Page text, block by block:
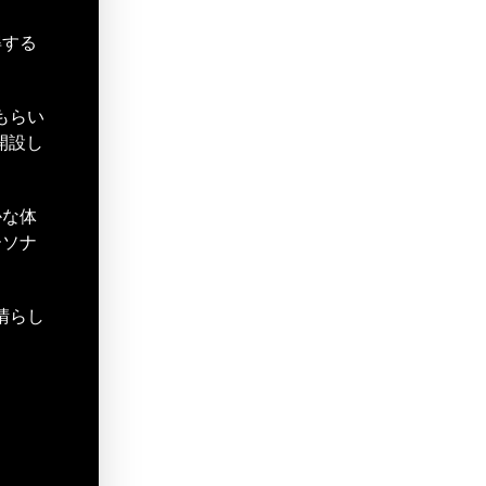
る
らい
設し
体
ナ
らし